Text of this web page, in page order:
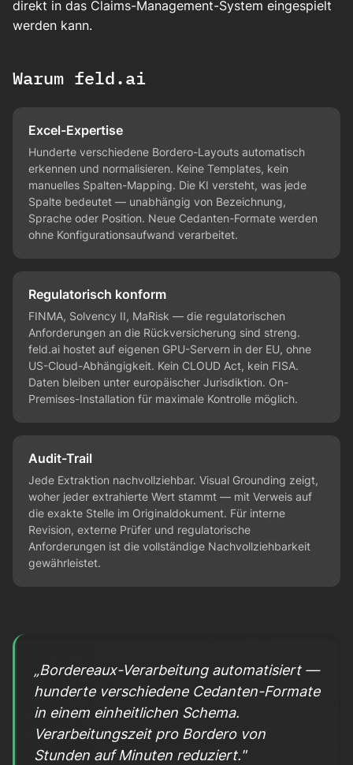
direkt in das Claims-Management-System eingespielt
werden kann.
Warum feld.ai
Excel-Expertise
Hunderte verschiedene Bordero-Layouts automatisch
erkennen und normalisieren. Keine Templates, kein
manuelles Spalten-Mapping. Die KI versteht, was jede
Spalte bedeutet — unabhängig von Bezeichnung,
Sprache oder Position. Neue Cedanten-Formate werden
ohne Konfigurationsaufwand verarbeitet.
Regulatorisch konform
FINMA, Solvency II, MaRisk — die regulatorischen
Anforderungen an die Rückversicherung sind streng.
feld.ai hostet auf eigenen GPU-Servern in der EU, ohne
US-Cloud-Abhängigkeit. Kein CLOUD Act, kein FISA.
Daten bleiben unter europäischer Jurisdiktion. On-
Premises-Installation für maximale Kontrolle möglich.
Audit-Trail
Jede Extraktion nachvollziehbar. Visual Grounding zeigt,
woher jeder extrahierte Wert stammt — mit Verweis auf
die exakte Stelle im Originaldokument. Für interne
Revision, externe Prüfer und regulatorische
Anforderungen ist die vollständige Nachvollziehbarkeit
gewährleistet.
„Bordereaux-Verarbeitung automatisiert —
hunderte verschiedene Cedanten-Formate
in einem einheitlichen Schema.
Verarbeitungszeit pro Bordero von
Stunden auf Minuten reduziert."